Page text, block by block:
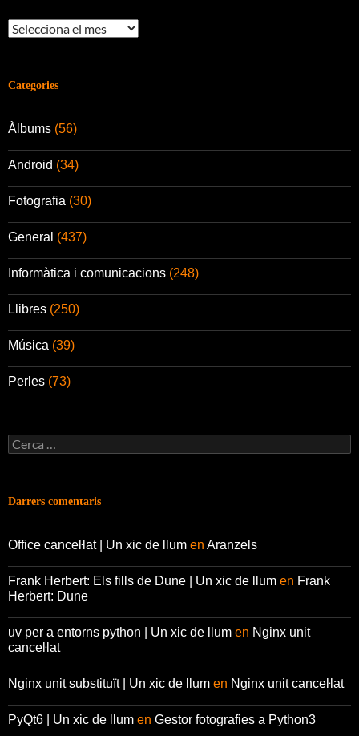
Arxius
Categories
Àlbums (56)
Android (34)
Fotografia (30)
General (437)
Informàtica i comunicacions (248)
Llibres (250)
Música (39)
Perles (73)
Cerca:
Darrers comentaris
Office canceŀlat | Un xic de llum en Aranzels
Frank Herbert: Els fills de Dune | Un xic de llum en Frank
Herbert: Dune
uv per a entorns python | Un xic de llum en Nginx unit
canceŀlat
Nginx unit substituït | Un xic de llum en Nginx unit canceŀlat
PyQt6 | Un xic de llum en Gestor fotografies a Python3